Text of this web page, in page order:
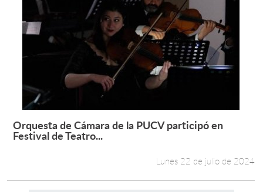
Leer más +
Orquesta de Cámara de la PUCV participó en
Festival de Teatro...
Lunes 22 de julio de 2024